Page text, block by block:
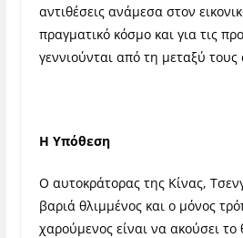
αντιθέσεις ανάμεσα στον
πραγματικό κόσμο και για τις
γεννιούνται από τη μεταξύ τους
Η Υπόθεση
Ο αυτοκράτορας της Κίνας,
βαριά θλιμμένος και ο μόνος
χαρούμενος είναι να ακούσει το